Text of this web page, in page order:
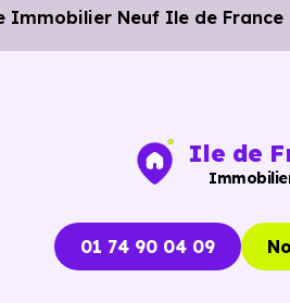
Immobilier Neuf Ile de
Ile de
01 74 90 04 09